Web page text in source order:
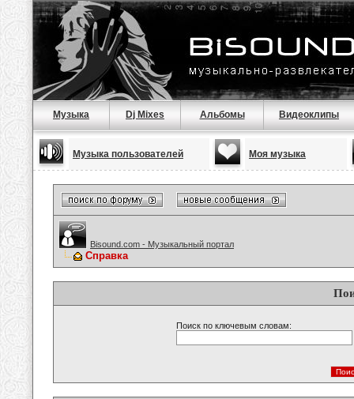
Музыка Dj Mixes Альбомы Видеоклипы
Музыка пользователей Моя музыка
Bisound.com - Музыкальный портал
Справка
Поиск по ключевым словам: